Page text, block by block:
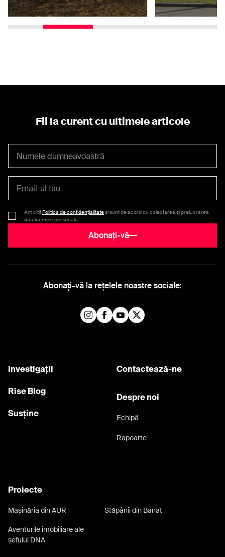
Fii la curent cu ultimele articole
Am cititPolitica de confidențialitateși sunt de acord cu colectarea și prelucrarea
datelor mele personale.
Abonați-vă
Abonați-vă la rețelele noastre sociale:
Investigații
Rise Blog
Susține
Contactează-ne
Despre noi
Echipă
Rapoarte
Proiecte
Mașinăria din AUR Stăpânii din Banat
Aventurile imobiliare ale
șefului DNA